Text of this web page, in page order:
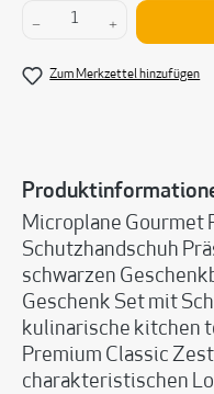
Produkt Anzahl:
Zum Merkzettel hinzufügen
Microplane Gourmet
Schutzhandschuh
schwarzen
Geschenk Set mit
kulinarische kitchen
Premium Classic
charakteristischen